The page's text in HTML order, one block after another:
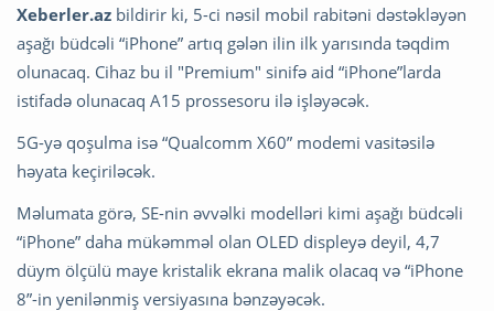
Xeberler.az bildirir ki, 5-ci nəsil mobil rabitəni dəstəkləyən
aşağı büdcəli “iPhone” artıq gələn ilin ilk yarısında təqdim
olunacaq. Cihaz bu il "Premium" sinifə aid “iPhone”larda
istifadə olunacaq A15 prossesoru ilə işləyəcək.
5G-yə qoşulma isə “Qualcomm X60” modemi vasitəsilə
həyata keçiriləcək.
Məlumata görə, SE-nin əvvəlki modelləri kimi aşağı büdcəli
“iPhone” daha mükəmməl olan OLED displeyə deyil, 4,7
düym ölçülü maye kristalik ekrana malik olacaq və “iPhone
8”-in yenilənmiş versiyasına bənzəyəcək.